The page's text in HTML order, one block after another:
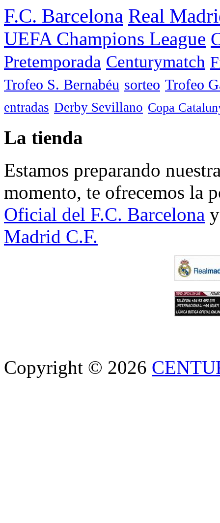
F.C. Barcelona Real
UEFA Champions League
Pretemporada Centurymatch
Trofeo S. Bernabéu sorteo Trofeo
entradas Derby Sevillano Copa
La tienda
Estamos preparando
momento, te ofrecemos la
Oficial del F.C. Barcelona
Madrid C.F.
Copyright © 2026